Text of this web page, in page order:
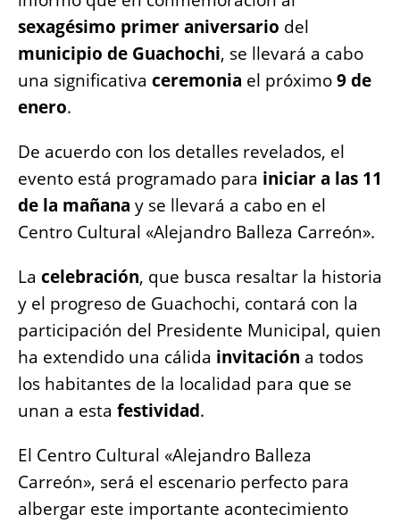
sexagésimo primer aniversario del
municipio de Guachochi, se llevará a cabo
una significativa ceremonia el próximo9 de
enero.
De acuerdo con los detalles revelados, el
evento está programado para iniciar a las 11
de la mañana y se llevará a cabo en el
Centro Cultural «Alejandro Balleza Carreón».
La celebración, que busca resaltar la historia
y el progreso de Guachochi, contará con la
participación del Presidente Municipal, quien
ha extendido una cálida invitación a todos
los habitantes de la localidad para que se
unan a esta festividad.
El Centro Cultural «Alejandro Balleza
Carreón», será el escenario perfecto para
albergar este importante acontecimiento